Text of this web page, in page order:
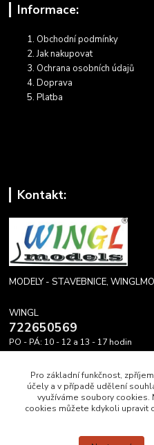
Informace:
Obchodní podmínky
Jak nakupovat
Ochrana osobních údajů
Doprava
Platba
Kontakt:
MODELY - STAVEBNICE,
WINGL
722650569
PO - PÁ: 10 - 12 a 13 - 17 hodin
Pro základní funkčnost,
účely a v případě udělení
využíváme soubory
cookies můžete kdykoli upravit